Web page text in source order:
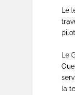
Le
Le
la